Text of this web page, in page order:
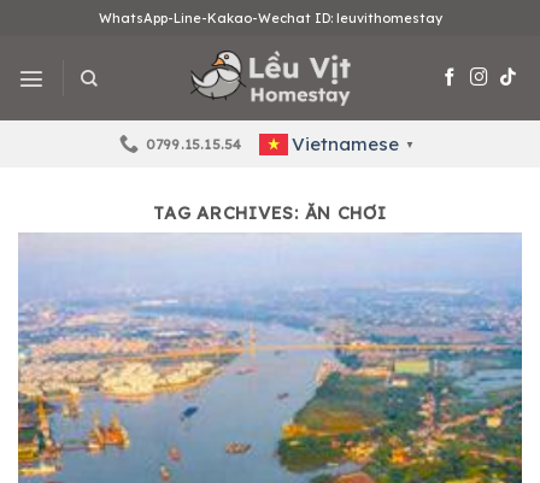
content
WhatsApp-Line-Kakao-Wechat ID: leuvithomestay
0799.15.15.54 Vietnamese ▼
TAG ARCHIVES: ĂN CHƠI